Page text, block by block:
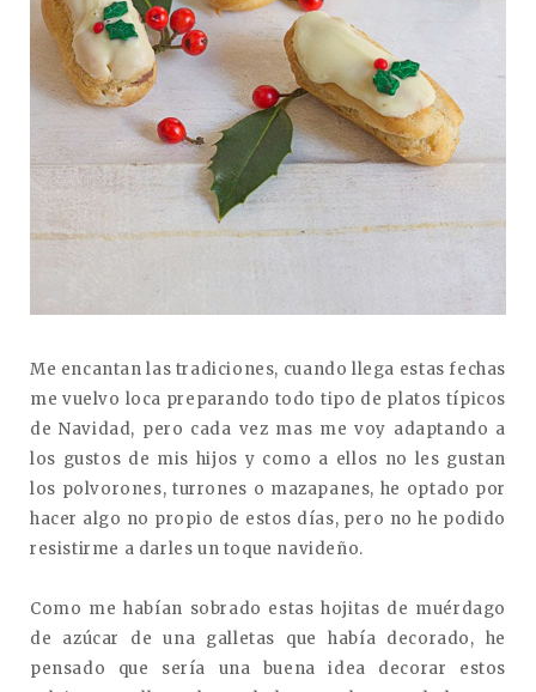
Me encantan las tradiciones, cuando llega estas fechas
me vuelvo loca preparando todo tipo de platos típicos
de Navidad, pero cada vez mas me voy adaptando a
los gustos de mis hijos y como a ellos no les gustan
los polvorones, turrones o mazapanes, he optado por
hacer algo no propio de estos días, pero no he podido
resistirme a darles un toque navideño.
Como me habían sobrado estas hojitas de muérdago
de azúcar de una galletas que había decorado, he
pensado que sería una buena idea decorar estos